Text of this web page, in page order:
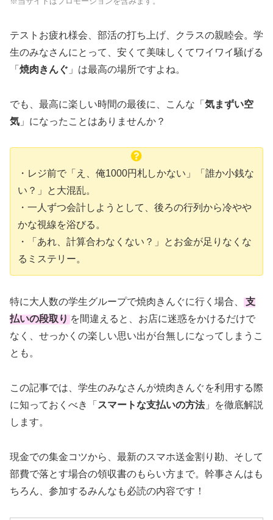
テストお疲れ様会、部活の打ち上げ、クラスの親睦会。学
生のみなさんにとって、安くて美味しくてワイワイ騒げる
「 焼肉きんぐ 」は最高の場所ですよね。
でも、最高に楽しい時間の最後に、こんな「 気まずい空
気 」になったことはありませんか？
・レジ前で「え、俺1000円札しかない」「誰か小銭な
い？」と大混乱。
・一人ずつ会計しようとして、後ろの行列から冷やや
かな視線を浴びる。
・「あれ、計算合わなくない？」とお金が足りなくな
るミステリー。
特に大人数の学生グループで焼肉きんぐに行く場合、
支
払いの段取り を間違えると、お店に迷惑をかけるだけで
なく、せっかくの楽しい思い出が台無しになってしまうこ
とも。
この記事では、学生のみなさんが焼肉きんぐを利用する際
に知っておくべき「 スマートな支払いの方法」を徹底解説
します。
現金での集金コツから、最新のスマホ送金割り勘、そして
部費で落とす場合の領収書のもらい方まで。幹事さんはも
ちろん、参加するみんなも必読の内容です！